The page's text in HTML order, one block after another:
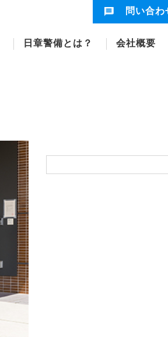
問い合わ
日章警備とは？ 会社概要